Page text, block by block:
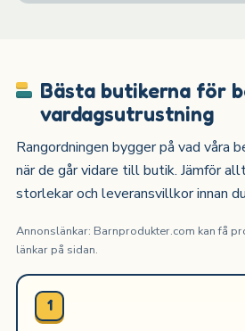
Bästa butikerna för
vardagsutrustning
Rangordningen bygger på vad våra
när de går vidare till butik. Jämför
storlekar och leveransvillkor innan
Annonslänkar: Barnprodukter.com kan få
länkar på sidan.
1